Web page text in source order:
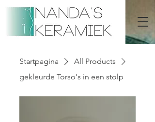
Startpagina
All Products
gekleurde Torso's in een stolp